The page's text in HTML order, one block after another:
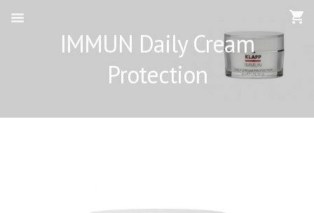
IMMUN Daily Cream
Protection